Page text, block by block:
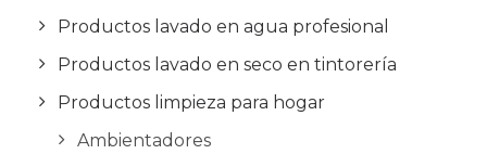
Productos lavado en agua profesional
Productos lavado en seco en tintorería
Productos limpieza para hogar
Ambientadores